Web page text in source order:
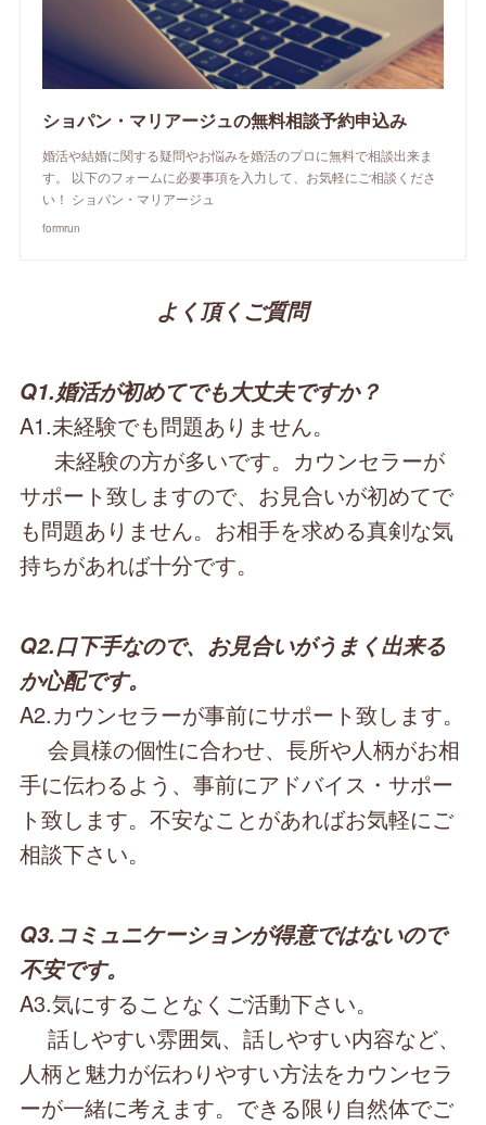
ショパン・マリアージュの無料相談予約申込み
婚活や結婚に関する疑問やお悩みを婚活のプロに無料で相談出来ま
す。 以下のフォームに必要事項を入力して、お気軽にご相談くださ
い！ ショパン・マリアージュ
formrun
よく頂くご質問
Q1.婚活が初めてでも大丈夫ですか？
A1.未経験でも問題ありません。
未経験の方が多いです。カウンセラーが
サポート致しますので、お見合いが初めてで
も問題ありません。お相手を求める真剣な気
持ちがあれば十分です。
Q2.口下手なので、お見合いがうまく出来る
か心配です。
A2.カウンセラーが事前にサポート致します。
会員様の個性に合わせ、長所や人柄がお相
手に伝わるよう、事前にアドバイス・サポー
ト致します。不安なことがあればお気軽にご
相談下さい。
Q3.コミュニケーションが得意ではないので
不安です。
A3.気にすることなくご活動下さい。
話しやすい雰囲気、話しやすい内容など、
人柄と魅力が伝わりやすい方法をカウンセラ
ーが一緒に考えます。できる限り自然体でご